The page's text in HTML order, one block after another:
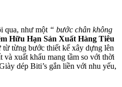
qua, như một “ bước chân không
Hữu Hạn Sản Xuất Hàng Tiêu
từ từng bước thiết kế xây dựng lên
và xuất khẩu mang tầm so với thời
dép Biti’s gắn liền với nhu yếu,